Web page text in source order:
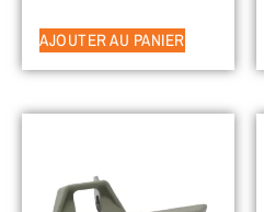
AJOUTER AU PANIER